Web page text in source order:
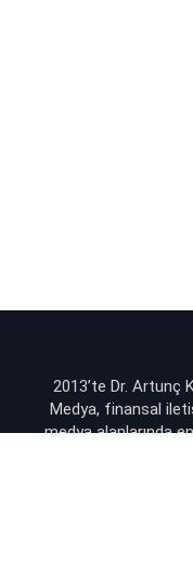
2013’te Dr. Artunç
Medya, finansal
medya alanlarında